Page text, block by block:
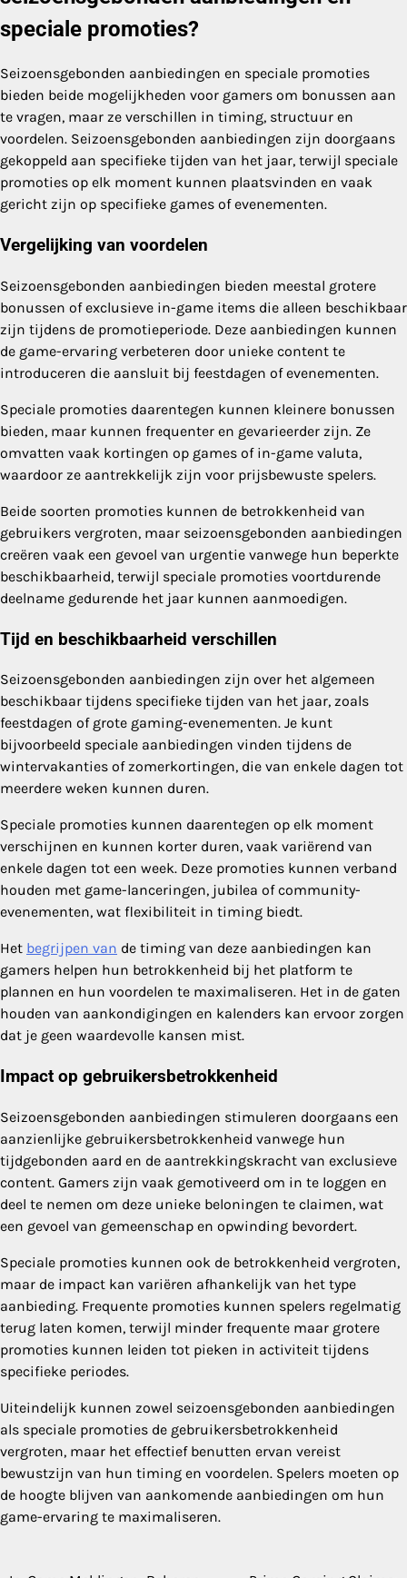
speciale promoties?
Seizoensgebonden aanbiedingen en speciale promoties
bieden beide mogelijkheden voor gamers om bonussen aan
te vragen, maar ze verschillen in timing, structuur en
voordelen. Seizoensgebonden aanbiedingen zijn doorgaans
gekoppeld aan specifieke tijden van het jaar, terwijl speciale
promoties op elk moment kunnen plaatsvinden en vaak
gericht zijn op specifieke games of evenementen.
Vergelijking van voordelen
Seizoensgebonden aanbiedingen bieden meestal grotere
bonussen of exclusieve in-game items die alleen beschikbaar
zijn tijdens de promotieperiode. Deze aanbiedingen kunnen
de game-ervaring verbeteren door unieke content te
introduceren die aansluit bij feestdagen of evenementen.
Speciale promoties daarentegen kunnen kleinere bonussen
bieden, maar kunnen frequenter en gevarieerder zijn. Ze
omvatten vaak kortingen op games of in-game valuta,
waardoor ze aantrekkelijk zijn voor prijsbewuste spelers.
Beide soorten promoties kunnen de betrokkenheid van
gebruikers vergroten, maar seizoensgebonden aanbiedingen
creëren vaak een gevoel van urgentie vanwege hun beperkte
beschikbaarheid, terwijl speciale promoties voortdurende
deelname gedurende het jaar kunnen aanmoedigen.
Tijd en beschikbaarheid verschillen
Seizoensgebonden aanbiedingen zijn over het algemeen
beschikbaar tijdens specifieke tijden van het jaar, zoals
feestdagen of grote gaming-evenementen. Je kunt
bijvoorbeeld speciale aanbiedingen vinden tijdens de
wintervakanties of zomerkortingen, die van enkele dagen tot
meerdere weken kunnen duren.
Speciale promoties kunnen daarentegen op elk moment
verschijnen en kunnen korter duren, vaak variërend van
enkele dagen tot een week. Deze promoties kunnen verband
houden met game-lanceringen, jubilea of community-
evenementen, wat flexibiliteit in timing biedt.
Het begrijpen van de timing van deze aanbiedingen kan
gamers helpen hun betrokkenheid bij het platform te
plannen en hun voordelen te maximaliseren. Het in de gaten
houden van aankondigingen en kalenders kan ervoor zorgen
dat je geen waardevolle kansen mist.
Impact op gebruikersbetrokkenheid
Seizoensgebonden aanbiedingen stimuleren doorgaans een
aanzienlijke gebruikersbetrokkenheid vanwege hun
tijdgebonden aard en de aantrekkingskracht van exclusieve
content. Gamers zijn vaak gemotiveerd om in te loggen en
deel te nemen om deze unieke beloningen te claimen, wat
een gevoel van gemeenschap en opwinding bevordert.
Speciale promoties kunnen ook de betrokkenheid vergroten,
maar de impact kan variëren afhankelijk van het type
aanbieding. Frequente promoties kunnen spelers regelmatig
terug laten komen, terwijl minder frequente maar grotere
promoties kunnen leiden tot pieken in activiteit tijdens
specifieke periodes.
Uiteindelijk kunnen zowel seizoensgebonden aanbiedingen
als speciale promoties de gebruikersbetrokkenheid
vergroten, maar het effectief benutten ervan vereist
bewustzijn van hun timing en voordelen. Spelers moeten op
de hoogte blijven van aankomende aanbiedingen om hun
game-ervaring te maximaliseren.